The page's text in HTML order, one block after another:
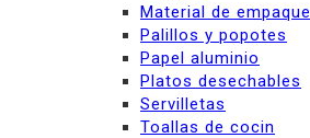
Material de empaque
Palillos y popotes
Papel aluminio
Platos desechables
Servilletas
Toallas de cocin